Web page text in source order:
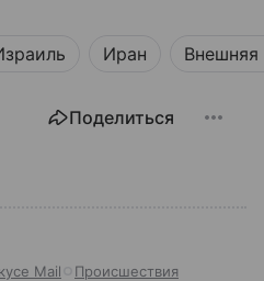
Иран Внешняя
Поделиться
Mail Происшествия